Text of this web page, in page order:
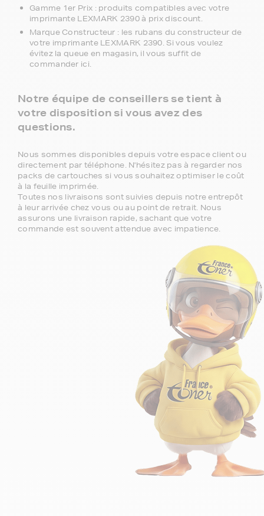
Gamme 1er Prix : produits compatibles avec votre
imprimante LEXMARK 2390 à prix discount.
Marque Constructeur : les rubans du constructeur de
votre imprimante LEXMARK 2390. Si vous voulez
évitez la queue en magasin, il vous suffit de
commander ici.
Notre équipe de conseillers se tient à
votre disposition si vous avez des
questions.
Nous sommes disponibles depuis votre espace client ou
directement par téléphone. N'hésitez pas à regarder nos
packs de cartouches si vous souhaitez optimiser le coût
à la feuille imprimée.
Toutes nos livraisons sont suivies depuis notre entrepôt
à leur arrivée chez vous ou au point de retrait. Nous
assurons une livraison rapide, sachant que votre
commande est souvent attendue avec impatience.